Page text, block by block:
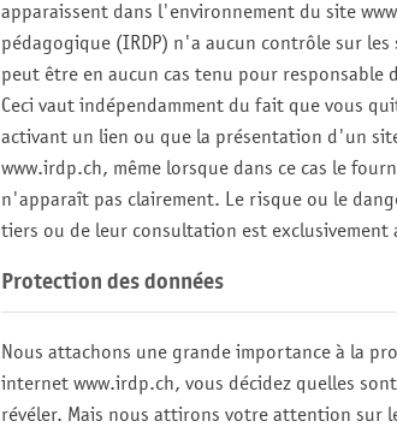
apparaissent dans l'environnement du site
pédagogique (IRDP) n'a aucun contrôle sur
peut être en aucun cas tenu pour
Ceci vaut indépendamment du fait que vous
activant un lien ou que la présentation d'un
www.irdp.ch, même lorsque dans ce cas le
n'apparaît pas clairement. Le risque ou le
tiers ou de leur consultation est
Protection des données
Nous attachons une grande importance à la
internet www.irdp.ch, vous décidez quelles
révéler. Mais nous attirons votre attention